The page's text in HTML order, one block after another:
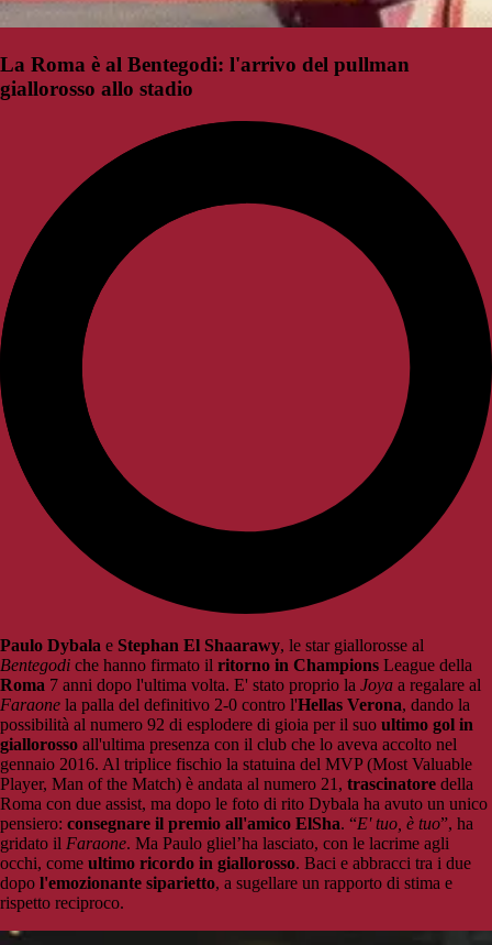
La Roma è al Bentegodi: l'arrivo del pullman
giallorosso allo stadio
Paulo Dybala e Stephan El Shaarawy, le star giallorosse al
Bentegodi che hanno firmato il ritorno in Champions League della
Roma 7 anni dopo l'ultima volta. E' stato proprio la Joya a regalare al
Faraone la palla del definitivo 2-0 contro l'Hellas Verona, dando la
possibilità al numero 92 di esplodere di gioia per il suo ultimo gol in
giallorosso all'ultima presenza con il club che lo aveva accolto nel
gennaio 2016. Al triplice fischio la statuina del MVP (Most Valuable
Player, Man of the Match) è andata al numero 21, trascinatore della
Roma con due assist, ma dopo le foto di rito Dybala ha avuto un unico
pensiero: consegnare il premio all'amico ElSha. “E' tuo, è tuo”, ha
gridato il Faraone. Ma Paulo gliel’ha lasciato, con le lacrime agli
occhi, come ultimo ricordo in giallorosso. Baci e abbracci tra i due
dopo l'emozionante siparietto, a sugellare un rapporto di stima e
rispetto reciproco.